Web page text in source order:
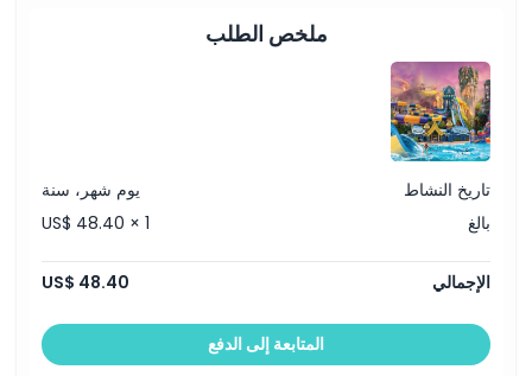
ملخص الطلب
تاريخ النشاط
يوم شهر، سنة
بالغ
US$ 48.40 × 1
الإجمالي US$ 48.40
المتابعة إلى الدفع